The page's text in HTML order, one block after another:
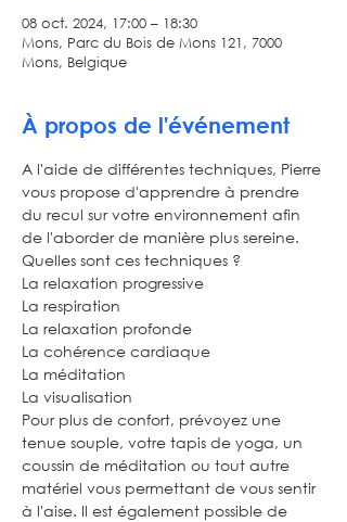
08 oct. 2024, 17:00 – 18:30
Mons, Parc du Bois de Mons 121, 7000
Mons, Belgique
À propos de l'événement
A l'aide de différentes techniques, Pierre
vous propose d'apprendre à prendre
du recul sur votre environnement afin
de l'aborder de manière plus sereine.
Quelles sont ces techniques ?
La relaxation progressive
La respiration
La relaxation profonde
La cohérence cardiaque
La méditation
La visualisation
Pour plus de confort, prévoyez une
tenue souple, votre tapis de yoga, un
coussin de méditation ou tout autre
matériel vous permettant de vous sentir
à l'aise. Il est également possible de